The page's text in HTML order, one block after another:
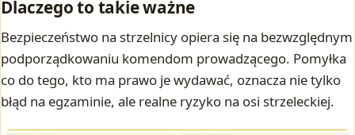
Dlaczego to takie ważne
Bezpieczeństwo na strzelnicy opiera się na bezwzględnym
podporządkowaniu komendom prowadzącego. Pomyłka
co do tego, kto ma prawo je wydawać, oznacza nie tylko
błąd na egzaminie, ale realne ryzyko na osi strzeleckiej.